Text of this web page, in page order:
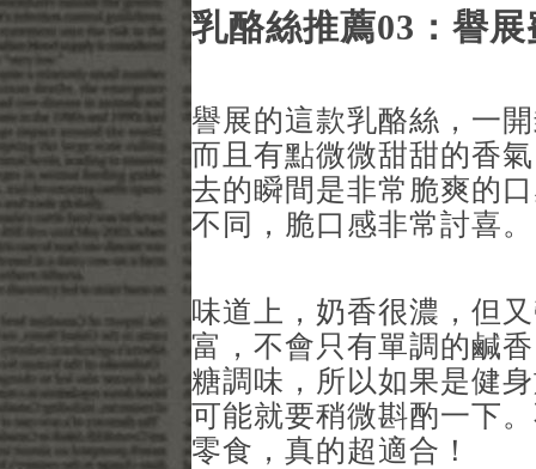
乳酪絲推薦03：譽
譽展的這款乳酪絲，一
而且有點微微甜甜的香
去的瞬間是非常脆爽的
不同，脆口感非常討喜。
味道上，奶香很濃，但
富，不會只有單調的鹹
糖調味，所以如果是健
可能就要稍微斟酌一下
零食，真的超適合！